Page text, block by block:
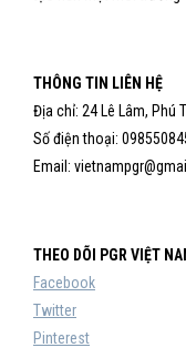
THÔNG TIN LIÊN HỆ
Địa chỉ: 24 Lê Lâm, Phú
Số điện thoại:
Email:
THEO DÕI PGR VIỆT
Facebook
Twitter
Pinterest